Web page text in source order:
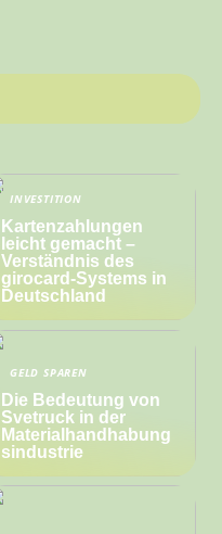
INVESTITION
Kartenzahlungen
leicht gemacht –
Verständnis des
girocard-Systems in
Deutschland
GELD SPAREN
Die Bedeutung von
Svetruck in der
Materialhandhabung
sindustrie